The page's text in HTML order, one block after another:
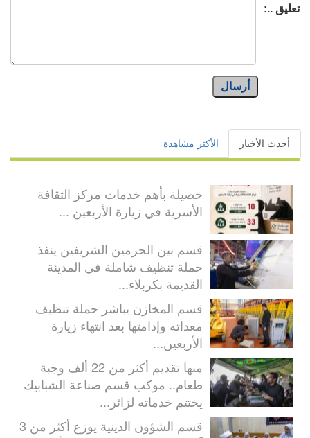
تعليق ..:
أرسال
أحدث الأخبار الأكثر مشاهدة
حصيلة بأهم خدمات مركز الثقافة
الأسرية في زيارة الأربعين ...
قسم بين الحرمين الشريفين ينفذ
حملة تنظيف شاملة في المدينة
القديمة بكربلاء...
قسم المخازن يباشر حملة تنظيف
معداته وإدامتها بعد انتهاء زيارة
الأربعين...
منها تقديم أكثر من 22 ألف وجبة
طعام.. موكب قسم صناعة الشبابيك
يختتم خدماته لزائر...
قسم الشؤون الدينية يوزع أكثر من 3